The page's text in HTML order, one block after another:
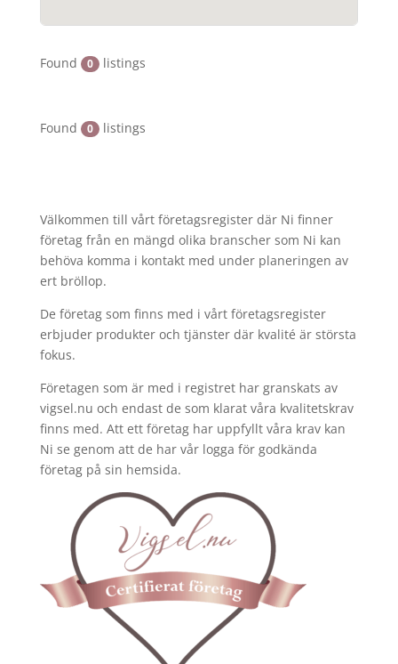
Found 0 listings
Found 0 listings
Välkommen till vårt företagsregister där Ni finner
företag från en mängd olika branscher som Ni kan
behöva komma i kontakt med under planeringen av
ert bröllop.
De företag som finns med i vårt företagsregister
erbjuder produkter och tjänster där kvalité är största
fokus.
Företagen som är med i registret har granskats av
vigsel.nu och endast de som klarat våra kvalitetskrav
finns med. Att ett företag har uppfyllt våra krav kan
Ni se genom att de har vår logga för godkända
företag på sin hemsida.